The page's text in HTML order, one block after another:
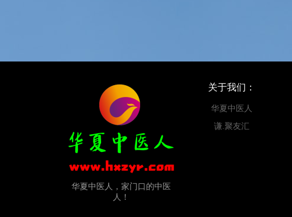
华夏中医人，家门口的中医
人！
关于我们：
华夏中医人
谦.聚友汇